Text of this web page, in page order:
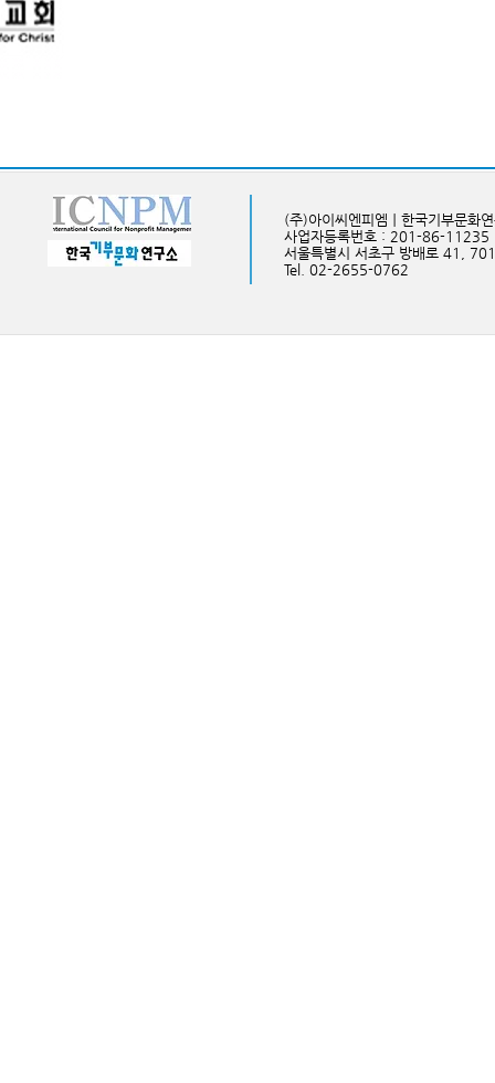
(주)아이씨엔피엠ㅣ한국기부문화
사업자등록번호 : 201-86-11235
서울특별시 서초구 방배로 41,
Tel. 02-2655-0762